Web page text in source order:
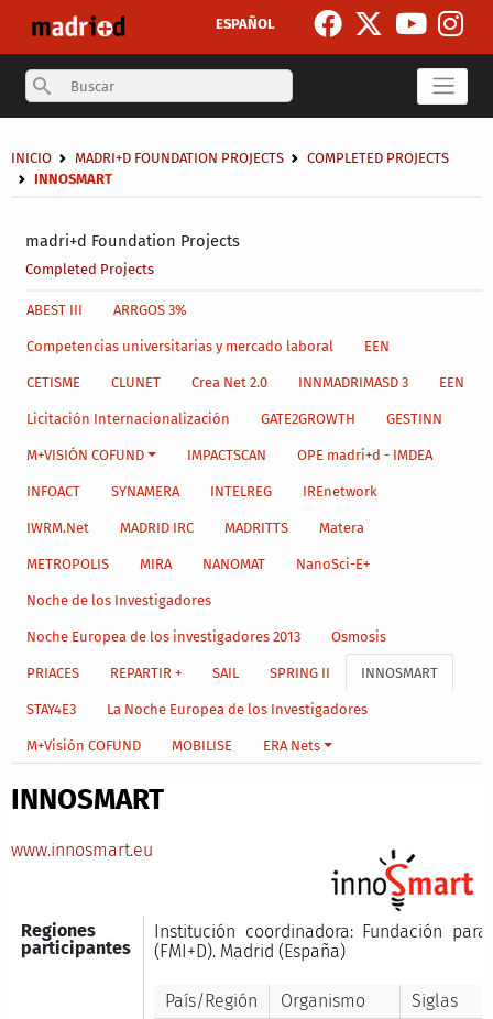
ESPAÑOL
Search
madri+d Foundation Projects
Completed Projects
Breadcrumb
INICIO MADRI+D FOUNDATION PROJECTS
COMPLETED PROJECTS
INNOSMART
Main menu level 4
ABEST III ARRGOS 3%
Competencias universitarias y mercado laboral EEN
CETISME CLUNET Crea Net 2.0 INNMADRIMASD 3 EEN
Licitación Internacionalización GATE2GROWTH GESTINN
M+VISIÓN COFUND IMPACTSCAN OPE madri+d - IMDEA
INFOACT SYNAMERA INTELREG IREnetwork
IWRM.Net MADRID IRC MADRITTS Matera
METROPOLIS MIRA NANOMAT NanoSci-E+
Noche de los Investigadores
Noche Europea de los investigadores 2013 Osmosis
PRIACES REPARTIR + SAIL SPRING II INNOSMART
STAY4E3 La Noche Europea de los Investigadores
M+Visión COFUND MOBILISE ERA Nets
INNOSMART
www.innosmart.eu
Regiones
participantes
Institución coordinadora: Fundación
(FMI+D). Madrid (España)
País/Región Organismo Siglas